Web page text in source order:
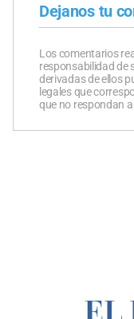
Dejanos tu
Los comentarios
responsabilidad de
derivadas de ellos
legales que
que no respondan